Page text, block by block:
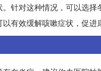
针对这种情况，可以选
有效缓解咳嗽症状，促进